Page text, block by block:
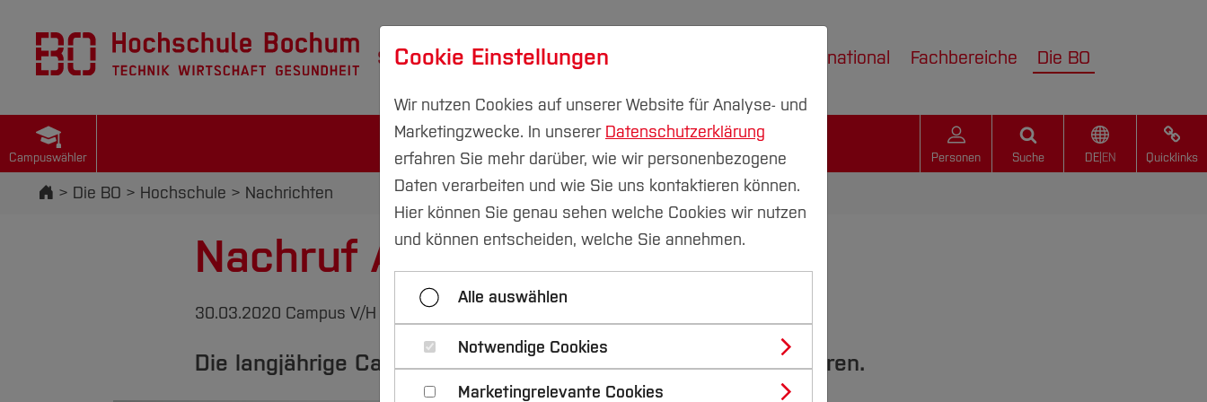
Studium Forschung & Transfer International Fachbereiche Die BO
Campuswähler
Campus Velbert/Heiligenhaus
Personen Suche DE| EN Quicklinks
Startseite
Die BO Hochschule Nachrichten
Nachruf Alice Thormählen
30.03.2020 Campus V/H
Die langjährige Campus-Förderin verstarb im Alter von 91 Jahren.
Cookie Einstellungen
Wir nutzen Cookies auf unserer Website für Analyse- und
Marketingzwecke. In unserer Datenschutzerklärung
erfahren Sie mehr darüber, wie wir personenbezogene
Daten verarbeiten und wie Sie uns kontaktieren können.
Hier können Sie genau sehen welche Cookies wir nutzen
und können entscheiden, welche Sie annehmen.
Alle auswählen
Notwendige Cookies
Marketingrelevante Cookies